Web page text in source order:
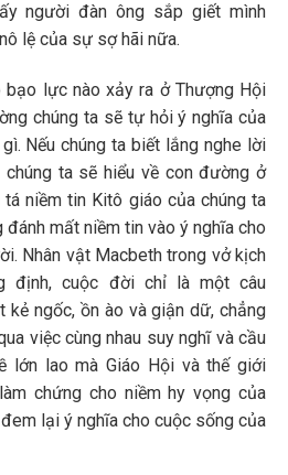
người đàn ông sắp giết mình
lệ của sự sợ hãi nữa.
bạo lực nào xảy ra ở Thượng Hội
chúng ta sẽ tự hỏi ý nghĩa của
Nếu chúng ta biết lắng nghe lời
chúng ta sẽ hiểu về con đường ở
niềm tin Kitô giáo của chúng ta
mất niềm tin vào ý nghĩa cho
Nhân vật Macbeth trong vở kịch
định, cuộc đời chỉ là một câu
kẻ ngốc, ồn ào và giận dữ, chẳng
việc cùng nhau suy nghĩ và cầu
lớn lao mà Giáo Hội và thế giới
chứng cho niềm hy vọng của
lại ý nghĩa cho cuộc sống của